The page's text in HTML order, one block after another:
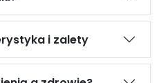
i zalety